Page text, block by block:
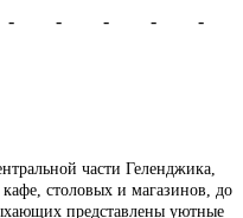
- - - - -
части Геленджика,
столовых и магазинов, до
представлены уютные